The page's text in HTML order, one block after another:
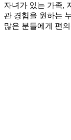
자녀가 있는 가족,
관 경험을 원하는
많은 분들에게 편